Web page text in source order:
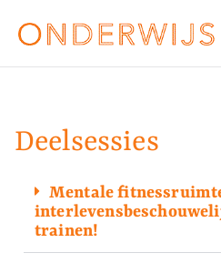
Deelsessies
Mentale
trainen!